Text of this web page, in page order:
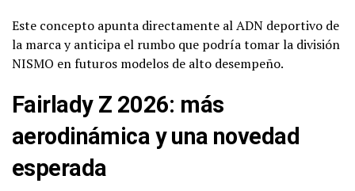
Este concepto apunta directamente al ADN deportivo de
la marca y anticipa el rumbo que podría tomar la división
NISMO en futuros modelos de alto desempeño.
Fairlady Z 2026: más
aerodinámica y una novedad
esperada